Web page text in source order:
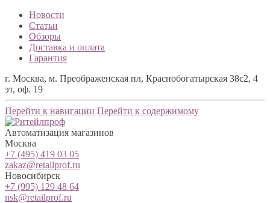
Новости
Статьи
Обзоры
Доставка и оплата
Гарантия
г. Москва, м. Преображенская пл, Краснобогатырская 38с2, 4
эт, оф. 19
Перейти к навигации Перейти к содержимому
Автоматизация магазинов
Москва
+7 (495) 419 03 05
zakaz@retailprof.ru
Новосибирск
+7 (995) 129 48 64
nsk@retailprof.ru